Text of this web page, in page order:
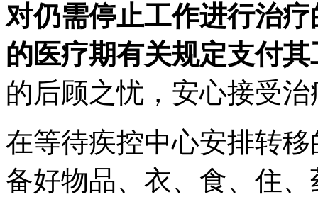
对仍需停止工作进行治
的医疗期有关规定支付其
的后顾之忧，安心接受治
在等待疾控中心安排转
备好物品、衣、食、住